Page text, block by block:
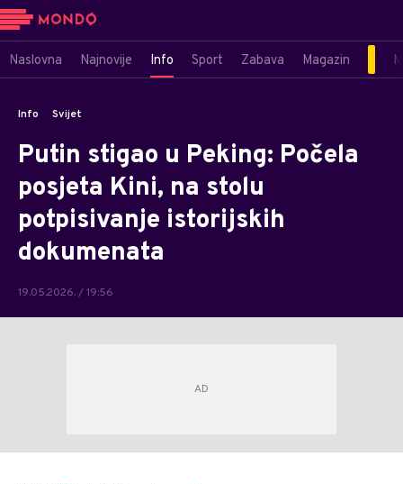
Naslovna Najnovije Info Sport Zabava Magazin
Info Svijet
Putin stigao u Peking: Počela
posjeta Kini, na stolu
potpisivanje istorijskih
dokumenata
19.05.2026. / 19:56